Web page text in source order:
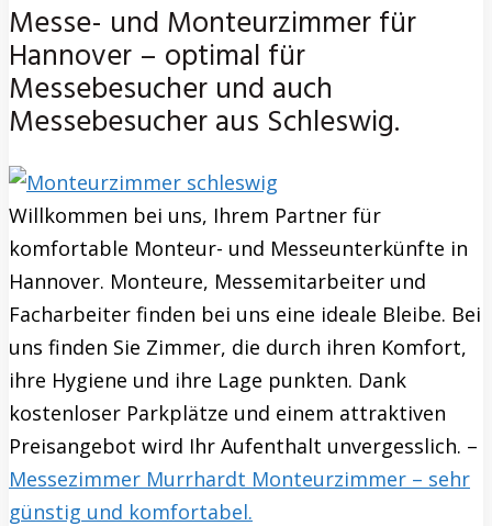
Messe- und Monteurzimmer für
Hannover – optimal für
Messebesucher und auch
Messebesucher aus Schleswig.
Willkommen bei uns, Ihrem Partner für
komfortable Monteur- und Messeunterkünfte in
Hannover. Monteure, Messemitarbeiter und
Facharbeiter finden bei uns eine ideale Bleibe. Bei
uns finden Sie Zimmer, die durch ihren Komfort,
ihre Hygiene und ihre Lage punkten. Dank
kostenloser Parkplätze und einem attraktiven
Preisangebot wird Ihr Aufenthalt unvergesslich. –
Messezimmer Murrhardt Monteurzimmer – sehr
günstig und komfortabel.